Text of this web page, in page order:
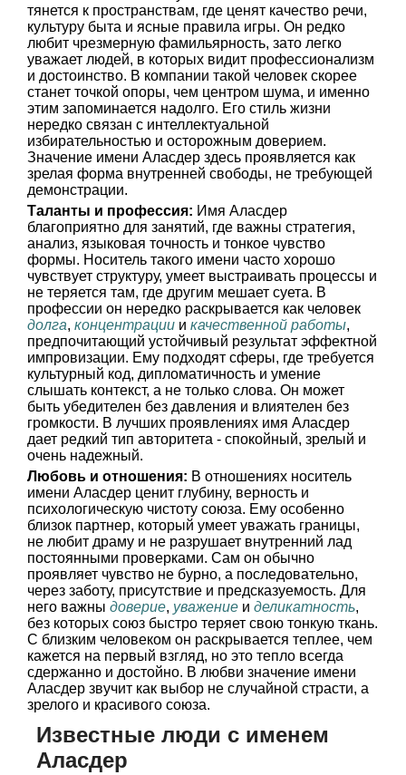
тянется к пространствам, где ценят качество речи,
культуру быта и ясные правила игры. Он редко
любит чрезмерную фамильярность, зато легко
уважает людей, в которых видит профессионализм
и достоинство. В компании такой человек скорее
станет точкой опоры, чем центром шума, и именно
этим запоминается надолго. Его стиль жизни
нередко связан с интеллектуальной
избирательностью и осторожным доверием.
Значение имени Аласдер здесь проявляется как
зрелая форма внутренней свободы, не требующей
демонстрации.
Таланты и профессия: Имя Аласдер
благоприятно для занятий, где важны стратегия,
анализ, языковая точность и тонкое чувство
формы. Носитель такого имени часто хорошо
чувствует структуру, умеет выстраивать процессы и
не теряется там, где другим мешает суета. В
профессии он нередко раскрывается как человек
долга, концентрации и качественной работы,
предпочитающий устойчивый результат эффектной
импровизации. Ему подходят сферы, где требуется
культурный код, дипломатичность и умение
слышать контекст, а не только слова. Он может
быть убедителен без давления и влиятелен без
громкости. В лучших проявлениях имя Аласдер
дает редкий тип авторитета - спокойный, зрелый и
очень надежный.
Любовь и отношения: В отношениях носитель
имени Аласдер ценит глубину, верность и
психологическую чистоту союза. Ему особенно
близок партнер, который умеет уважать границы,
не любит драму и не разрушает внутренний лад
постоянными проверками. Сам он обычно
проявляет чувство не бурно, а последовательно,
через заботу, присутствие и предсказуемость. Для
него важны доверие, уважение и деликатность,
без которых союз быстро теряет свою тонкую ткань.
С близким человеком он раскрывается теплее, чем
кажется на первый взгляд, но это тепло всегда
сдержанно и достойно. В любви значение имени
Аласдер звучит как выбор не случайной страсти, а
зрелого и красивого союза.
Известные люди с именем
Аласдер